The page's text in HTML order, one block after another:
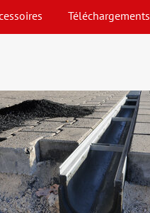
Téléchargements